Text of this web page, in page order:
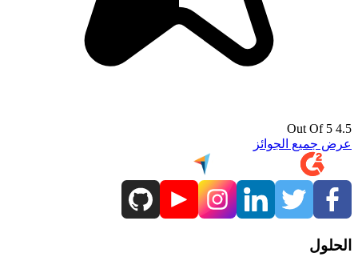
4.5 Out Of 5
عرض جميع الجوائز
الحلول